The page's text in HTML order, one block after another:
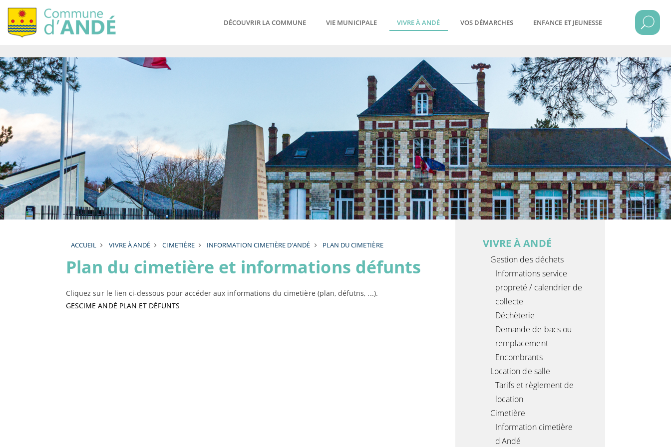
DÉCOUVRIR LA COMMUNE VIE MUNICIPALE VIVRE À ANDÉ VOS DÉMARCHES ENFANCE ET JEUNESSE
ACCUEIL VIVRE À ANDÉ CIMETIÈRE INFORMATION CIMETIÈRE D'ANDÉ PLAN DU CIMETIÈRE
Plan du cimetière et informations défunts
Cliquez sur le lien ci-dessous pour accéder aux informations du cimetière (plan, défutns, ...).
GESCIME ANDÉ PLAN ET DÉFUNTS
VIVRE À ANDÉ
Gestion des déchets
Informations service
propreté / calendrier de
collecte
Déchèterie
Demande de bacs ou
remplacement
Encombrants
Location de salle
Tarifs et règlement de
location
Cimetière
Information cimetière
d'Andé